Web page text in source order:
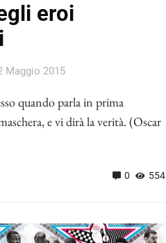
eroi
Maggio 2015
quando parla in prima
e vi dirà la verità. (Oscar
0 554